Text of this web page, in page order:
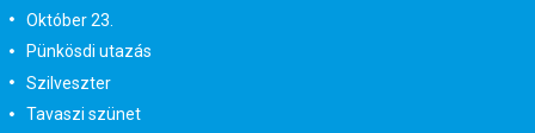
Október 23.
Pünkösdi utazás
Szilveszter
Tavaszi szünet